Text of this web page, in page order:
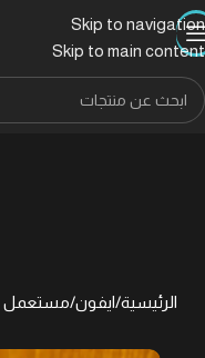
Skip to navigation
Skip to main content
الرئيسية/ايفون/مستعمل